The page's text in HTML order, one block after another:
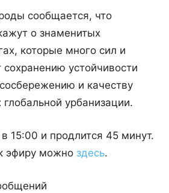
сообщается, что
о знаменитых
которые много сил и
устойчивости
и качеству
урбанизации.
15:00 и продлится 45 минут.
эфиру можно здесь.